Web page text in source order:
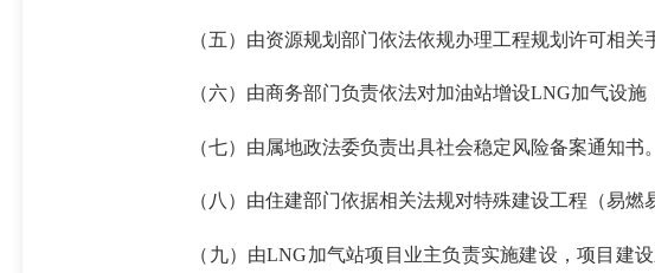
（五）由资源规划部门依法依规办理工程规划许可相关
（六）由商务部门负责依法对加油站增设LNG加气设施
（七）由属地政法委负责出具社会稳定风险备案通知书。
（八）由住建部门依据相关法规对特殊建设工程（易燃
（九）由LNG加气站项目业主负责实施建设，项目建设